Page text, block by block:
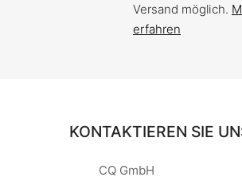
Versand möglich.
erfahren
KONTAKTIEREN SIE
CQ GmbH